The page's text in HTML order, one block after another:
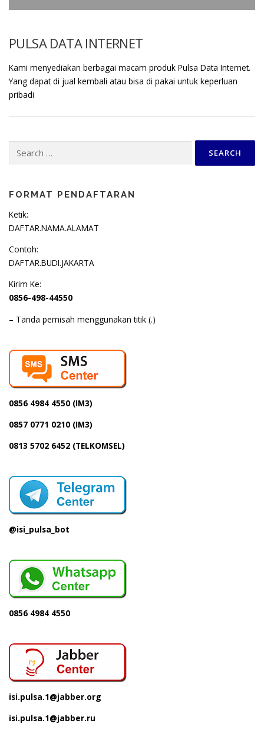
PULSA DATA INTERNET
Kami menyediakan berbagai macam produk Pulsa Data Internet.
Yang dapat di jual kembali atau bisa di pakai untuk keperluan
pribadi
FORMAT PENDAFTARAN
Ketik:
DAFTAR.NAMA.ALAMAT
Contoh:
DAFTAR.BUDI.JAKARTA
Kirim Ke:
0856-498-44550
– Tanda pemisah menggunakan titik (.)
0856 4984 4550 (IM3)
0857 0771 0210 (IM3)
0813 5702 6452 (TELKOMSEL)
@isi_pulsa_bot
0856 4984 4550
isi.pulsa.1@jabber.org
isi.pulsa.1@jabber.ru